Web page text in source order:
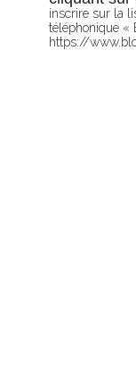
inscrire sur la
téléphonique «
https://